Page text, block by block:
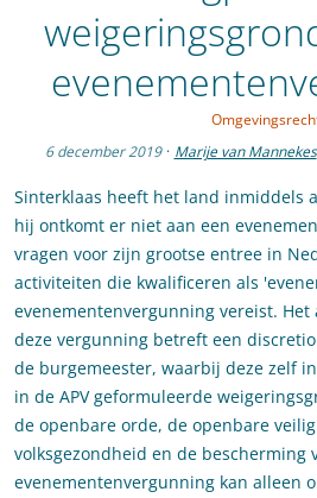
6 december 2019 · Marije van Mannekes
Sinterklaas heeft het land inmiddels
hij ontkomt er niet aan een
vragen voor zijn grootse entree in
activiteiten die kwalificeren als
evenementenvergunning vereist.
deze vergunning betreft een
de burgemeester, waarbij deze zelf
in de APV geformuleerde
de openbare orde, de openbare
volksgezondheid en de bescherming
evenementenvergunning kan alleen